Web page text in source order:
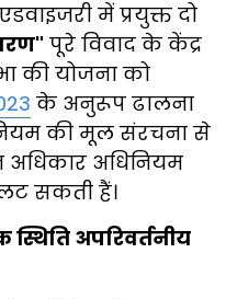
में प्रयुक्त दो
पूरे विवाद के केंद्र
की योजना को
के अनुरूप ढालना
की मूल संरचना से
अधिनियम
सकती हैं।
स्थिति अपरिवर्तनीय